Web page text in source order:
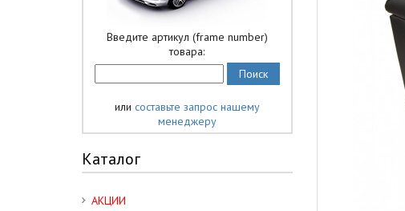
Введите артикул (frame number)
товара:
или составьте запрос нашему
менеджеру
Каталог
АКЦИИ